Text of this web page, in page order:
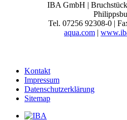
IBA GmbH |
Tel. 07256 92308-0 |
aqua.com |
Kontakt
Impressum
Datenschutzerklärung
Sitemap